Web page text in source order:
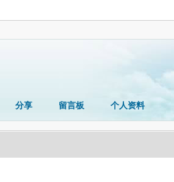
分享 留言板 个人资料